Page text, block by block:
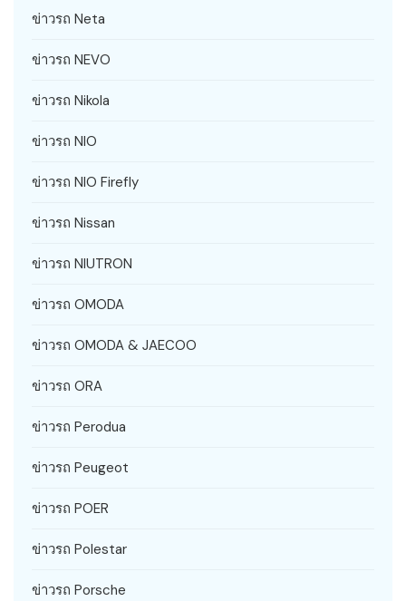
ข่าวรถ Neta
ข่าวรถ NEVO
ข่าวรถ Nikola
ข่าวรถ NIO
ข่าวรถ NIO Firefly
ข่าวรถ Nissan
ข่าวรถ NIUTRON
ข่าวรถ OMODA
ข่าวรถ OMODA & JAECOO
ข่าวรถ ORA
ข่าวรถ Perodua
ข่าวรถ Peugeot
ข่าวรถ POER
ข่าวรถ Polestar
ข่าวรถ Porsche